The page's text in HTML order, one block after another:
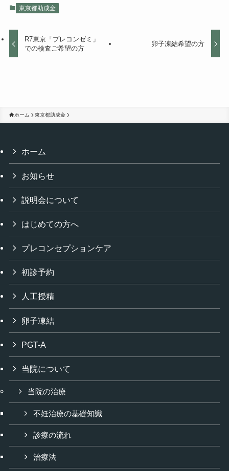
東京都助成金
R7東京「プレコンゼミ」
での検査ご希望の方
卵子凍結希望の方
ホーム 東京都助成金
ホーム
お知らせ
説明会について
はじめての方へ
プレコンセプションケア
初診予約
人工授精
卵子凍結
PGT-A
当院について
当院の治療
不妊治療の基礎知識
診療の流れ
治療法